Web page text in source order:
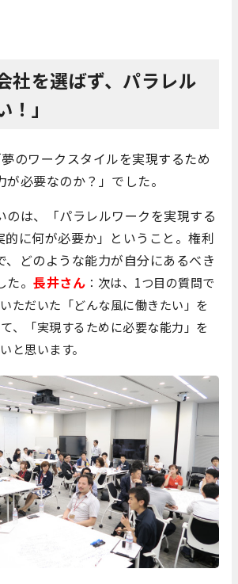
社を選ばず、パラレル
」
のワークスタイルを実現するため
必要なのか？」でした。
のは、「パラレルワークを実現する
的に何が必要か」ということ。権利
、どのような能力が自分にあるべき
。 長井さん ：次は、1つ目の質問で
ただいた「どんな風に働きたい」を
、「実現するために必要な能力」を
と思います。